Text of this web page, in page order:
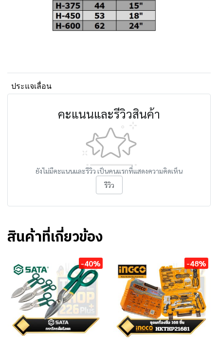
ประแจเลื่อน
คะแนนและรีวิวสินค้า
ยังไม่มีคะแนนและรีวิว เป็นคนแรกที่แสดงความคิดเห็น
รีวิว
สินค้าที่เกี่ยวข้อง
-40% -48%